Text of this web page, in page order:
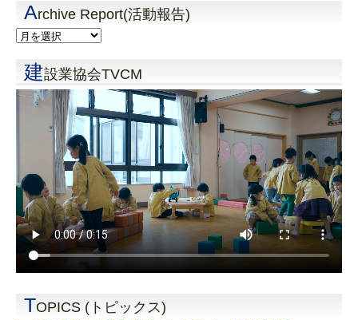
Archive Report(活動報告)
建設業協会TVCM
TOPICS (トピックス)